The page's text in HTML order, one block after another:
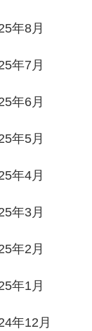
年8月
年7月
年6月
年5月
年4月
年3月
年2月
年1月
年12月